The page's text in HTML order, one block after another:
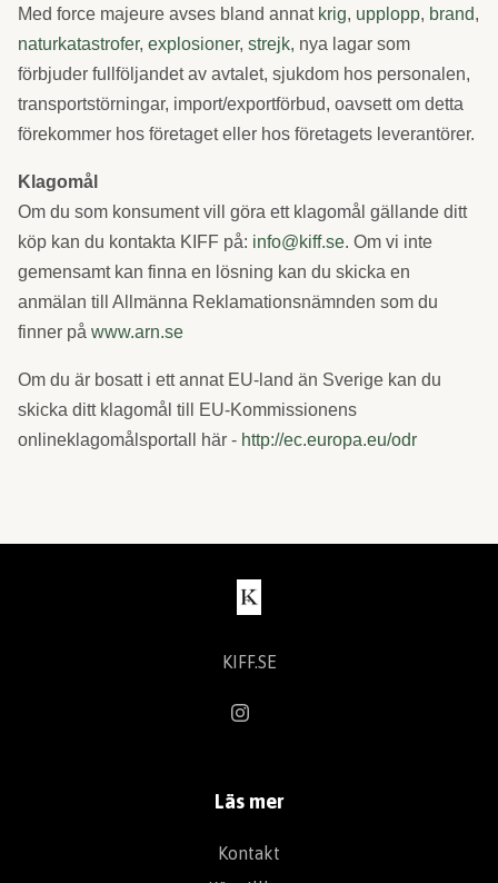
Med force majeure avses bland annat krig, upplopp, brand,
naturkatastrofer, explosioner, strejk, nya lagar som
förbjuder fullföljandet av avtalet, sjukdom hos personalen,
transportstörningar, import/exportförbud, oavsett om detta
förekommer hos företaget eller hos företagets leverantörer.
Klagomål
Om du som konsument vill göra ett klagomål gällande ditt
köp kan du kontakta KIFF på: info@kiff.se. Om vi inte
gemensamt kan finna en lösning kan du skicka en
anmälan till Allmänna Reklamationsnämnden som du
finner på www.arn.se
Om du är bosatt i ett annat EU-land än Sverige kan du
skicka ditt klagomål till EU-Kommissionens
onlineklagomålsportall här - http://ec.europa.eu/odr
KIFF.SE
Läs mer
Kontakt